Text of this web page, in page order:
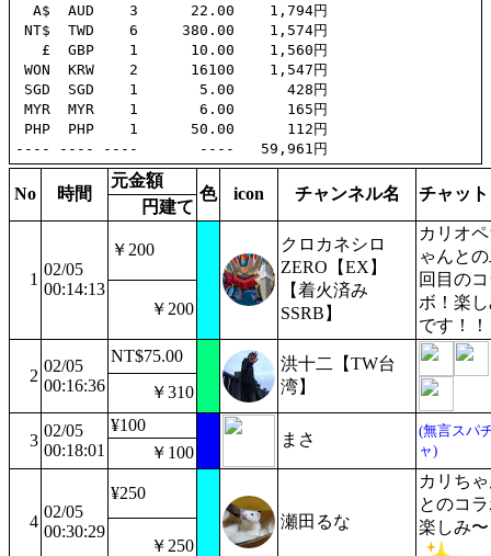
  A$  AUD    3      22.00    1,794円
NT$  TWD    6     380.00    1,574円
   £  GBP    1      10.00    1,560円
WON  KRW    2      16100    1,547円
SGD  SGD    1       5.00      428円
MYR  MYR    1       6.00      165円
PHP  PHP    1      50.00      112円
No 時間
元金額
色 icon チャンネル名 チャット
円建て
1
02/05
00:14:13
￥200
クロカネシロ
ZERO【EX】
【着火済み
SSRB】
カリオ
ゃんと
回目の
ボ！楽
です！！
￥200
2
02/05
00:16:36
NT$75.00
洪十二【TW台
湾】
￥310
3
02/05
00:18:01
¥100
まさ
(無言スパ
ャ)
￥100
4
02/05
00:30:29
¥250
瀬田るな
カリち
とのコ
楽しみ〜
￥250